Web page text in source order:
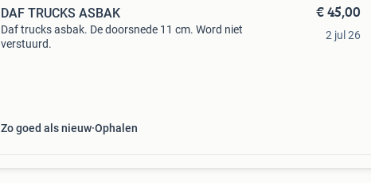
DAF TRUCKS ASBAK
Daf trucks asbak. De doorsnede 11 cm. Word niet
verstuurd.
Zo goed als nieuw Ophalen
€ 45,00
2 jul 26